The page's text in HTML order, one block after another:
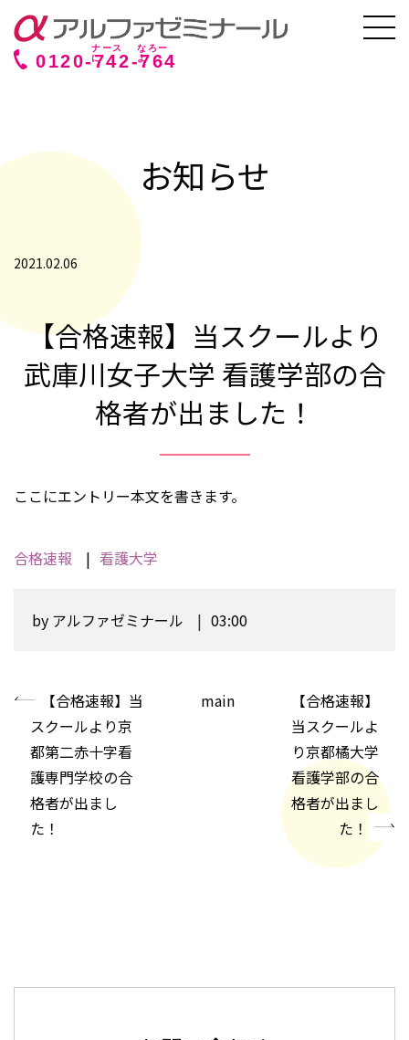
0120-742-764
お知らせ
2021.02.06
【合格速報】当スクールより
武庫川女子大学 看護学部の合
格者が出ました！
ここにエントリー本文を書きます。
合格速報 看護大学
by アルファゼミナール 03:00
«
【合格速報】当
スクールより京
都第二赤十字看
護専門学校の合
格者が出まし
た！
main
【合格速報】
当スクールよ
り京都橘大学
看護学部の合
格者が出まし
た！ »